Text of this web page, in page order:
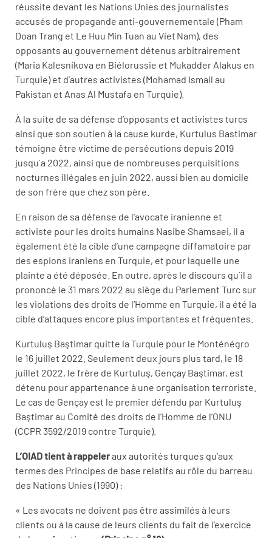
réussite devant les Nations Unies des journalistes
accusés de propagande anti-gouvernementale (Pham
Doan Trang et Le Huu Min Tuan au Viet Nam), des
opposants au gouvernement détenus arbitrairement
(Maria Kalesnikova en Biélorussie et Mukadder Alakus en
Turquie) et d’autres activistes (Mohamad Ismail au
Pakistan et Anas Al Mustafa en Turquie).
À la suite de sa défense d’opposants et activistes turcs
ainsi que son soutien à la cause kurde, Kurtulus Bastimar
témoigne être victime de persécutions depuis 2019
jusqu´a 2022, ainsi que de nombreuses perquisitions
nocturnes illégales en juin 2022, aussi bien au domicile
de son frère que chez son père.
En raison de sa défense de l’avocate iranienne et
activiste pour les droits humains Nasibe Shamsaei, il a
également été la cible d’une campagne diffamatoire par
des espions iraniens en Turquie, et pour laquelle une
plainte a été déposée. En outre, après le discours qu´il a
prononcé le 31 mars 2022 au siège du Parlement Turc sur
les violations des droits de l’Homme en Turquie, il a été la
cible d’attaques encore plus importantes et fréquentes.
Kurtuluş Baştimar quitte la Turquie pour le Monténégro
le 16 juillet 2022. Seulement deux jours plus tard, le 18
juillet 2022, le frère de Kurtuluş, Gençay Baştimar, est
détenu pour appartenance à une organisation terroriste.
Le cas de Gençay est le premier défendu par Kurtuluş
Baştimar au Comité des droits de l’Homme de l’ONU
(CCPR 3592/2019 contre Turquie).
L’OIAD tient à rappeleraux autorités turques qu’aux
termes des Principes de base relatifs au rôle du barreau
des Nations Unies (1990) :
« Les avocats ne doivent pas être assimilés à leurs
clients ou à la cause de leurs clients du fait de l’exercice